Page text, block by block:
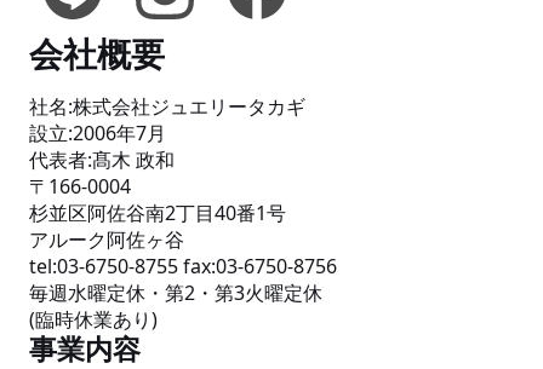
会社概要
社名:株式会社ジュエリータカギ
設立:2006年7月
代表者:髙木 政和
〒166-0004
杉並区阿佐谷南2丁目40番1号
アルーク阿佐ヶ谷
tel:03-6750-8755 fax:03-6750-8756
毎週水曜定休・第2・第3火曜定休
(臨時休業あり)
事業内容